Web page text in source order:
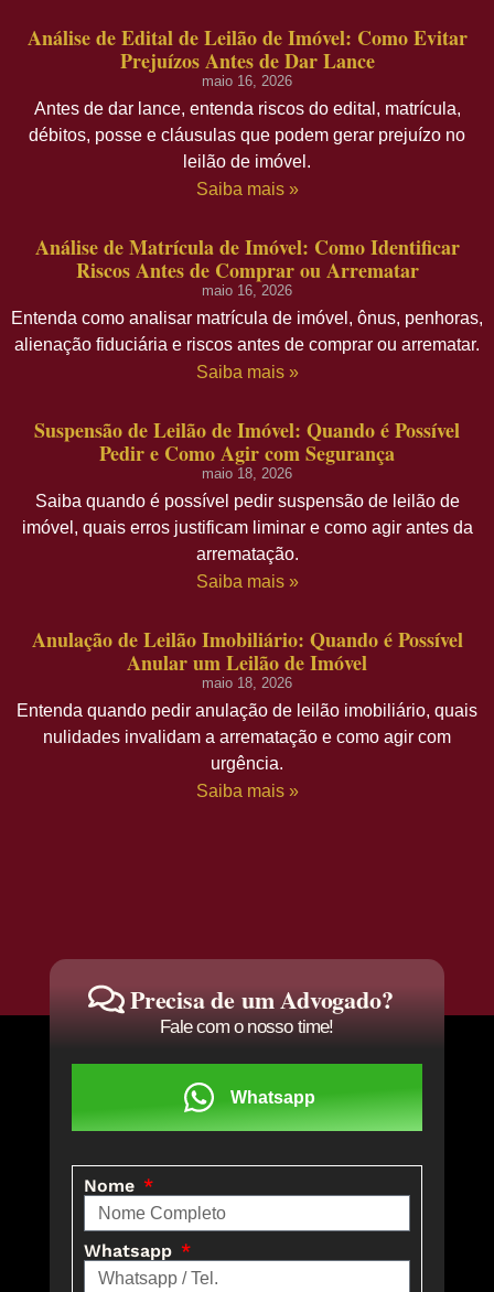
Análise de Edital de Leilão de Imóvel: Como Evitar
Prejuízos Antes de Dar Lance
maio 16, 2026
Antes de dar lance, entenda riscos do edital, matrícula,
débitos, posse e cláusulas que podem gerar prejuízo no
leilão de imóvel.
Saiba mais »
Análise de Matrícula de Imóvel: Como Identificar
Riscos Antes de Comprar ou Arrematar
maio 16, 2026
Entenda como analisar matrícula de imóvel, ônus, penhoras,
alienação fiduciária e riscos antes de comprar ou arrematar.
Saiba mais »
Suspensão de Leilão de Imóvel: Quando é Possível
Pedir e Como Agir com Segurança
maio 18, 2026
Saiba quando é possível pedir suspensão de leilão de
imóvel, quais erros justificam liminar e como agir antes da
arrematação.
Saiba mais »
Anulação de Leilão Imobiliário: Quando é Possível
Anular um Leilão de Imóvel
maio 18, 2026
Entenda quando pedir anulação de leilão imobiliário, quais
nulidades invalidam a arrematação e como agir com
urgência.
Saiba mais »
Precisa de um Advogado?
Fale com o nosso time!
Whatsapp
Nome
Whatsapp